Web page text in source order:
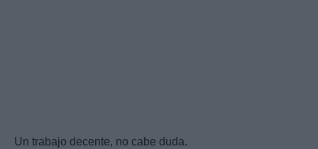
Un trabajo decente, no cabe duda.